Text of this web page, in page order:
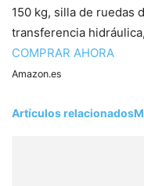
150 kg, silla de ruedas
transferencia
COMPRAR AHORA
Amazon.es
Artículos relacionados